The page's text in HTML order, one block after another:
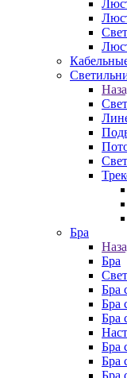
Бра
Бра
Бра
Бра
Бра
Бра
Бра
Бра